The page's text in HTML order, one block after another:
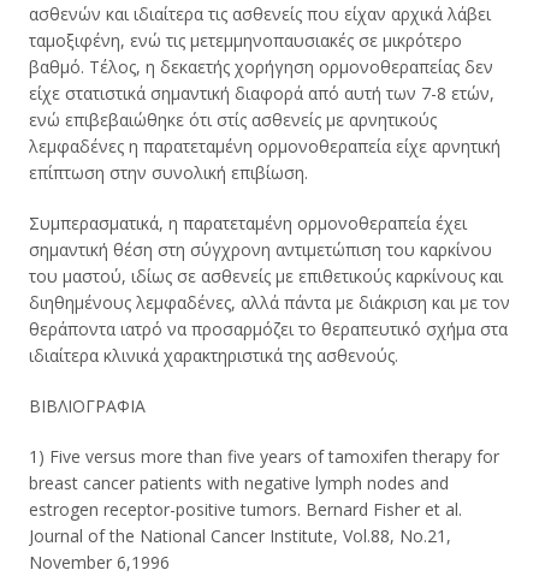
ασθενών και ιδιαίτερα τις ασθενείς που είχαν αρχικά λάβει
ταμοξιφένη, ενώ τις μετεμμηνοπαυσιακές σε μικρότερο
βαθμό. Τέλος, η δεκαετής χορήγηση ορμονοθεραπείας δεν
είχε στατιστικά σημαντική διαφορά από αυτή των 7-8 ετών,
ενώ επιβεβαιώθηκε ότι στίς ασθενείς με αρνητικούς
λεμφαδένες η παρατεταμένη ορμονοθεραπεία είχε αρνητική
επίπτωση στην συνολική επιβίωση.
Συμπερασματικά, η παρατεταμένη ορμονοθεραπεία έχει
σημαντική θέση στη σύγχρονη αντιμετώπιση του καρκίνου
του μαστού, ιδίως σε ασθενείς με επιθετικούς καρκίνους και
διηθημένους λεμφαδένες, αλλά πάντα με διάκριση και με τον
θεράποντα ιατρό να προσαρμόζει το θεραπευτικό σχήμα στα
ιδιαίτερα κλινικά χαρακτηριστικά της ασθενούς.
ΒΙΒΛΙΟΓΡΑΦΙΑ
1) Five versus more than five years of tamoxifen therapy for
breast cancer patients with negative lymph nodes and
estrogen receptor-positive tumors. Bernard Fisher et al.
Journal of the National Cancer Institute, Vol.88, No.21,
November 6,1996